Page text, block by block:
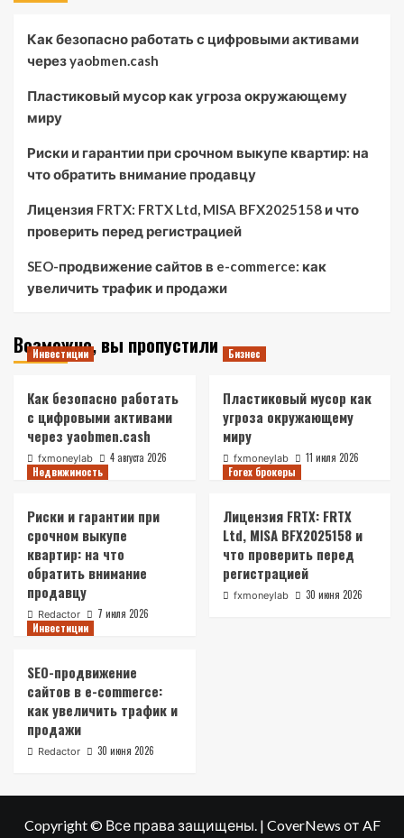
Как безопасно работать с цифровыми активами
через yaobmen.cash
Пластиковый мусор как угроза окружающему
миру
Риски и гарантии при срочном выкупе квартир: на
что обратить внимание продавцу
Лицензия FRTX: FRTX Ltd, MISA BFX2025158 и что
проверить перед регистрацией
SEO-продвижение сайтов в e-commerce: как
увеличить трафик и продажи
Возможно, вы пропустили
Инвестиции
Как безопасно работать
с цифровыми активами
через yaobmen.cash
fxmoneylab 4 августа 2026
Бизнес
Пластиковый мусор как
угроза окружающему
миру
fxmoneylab
11 июля 2026
Недвижимость
Риски и гарантии при
срочном выкупе
квартир: на что
обратить внимание
продавцу
Redactor 7 июля 2026
Forex брокеры
Лицензия FRTX: FRTX
Ltd, MISA BFX2025158 и
что проверить перед
регистрацией
fxmoneylab 30 июня 2026
Инвестиции
SEO-продвижение
сайтов в e-commerce:
как увеличить трафик и
продажи
Redactor 30 июня 2026
Copyright © Все права защищены. | CoverNews от AF